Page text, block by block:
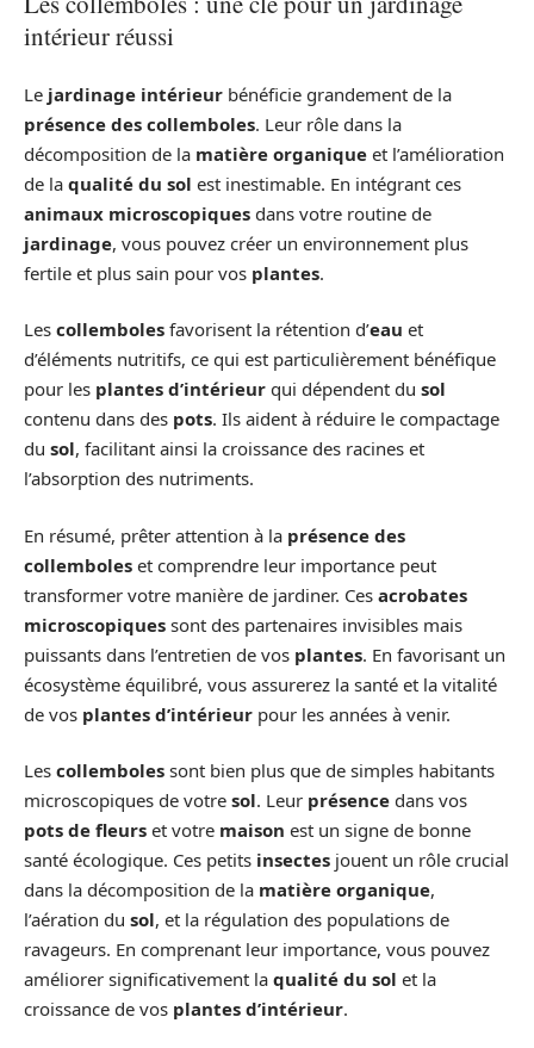
intérieur réussi
Le jardinage intérieur bénéficie grandement de la
présence des collemboles. Leur rôle dans la
décomposition de la matière organique et l’amélioration
de la qualité du sol est inestimable. En intégrant ces
animaux microscopiques dans votre routine de
jardinage, vous pouvez créer un environnement plus
fertile et plus sain pour vos plantes.
Les collemboles favorisent la rétention d’eau et
d’éléments nutritifs, ce qui est particulièrement bénéfique
pour les plantes d’intérieur qui dépendent du sol
contenu dans des pots. Ils aident à réduire le compactage
du sol, facilitant ainsi la croissance des racines et
l’absorption des nutriments.
En résumé, prêter attention à la présence des
collemboles et comprendre leur importance peut
transformer votre manière de jardiner. Ces acrobates
microscopiques sont des partenaires invisibles mais
puissants dans l’entretien de vos plantes. En favorisant un
écosystème équilibré, vous assurerez la santé et la vitalité
de vos plantes d’intérieur pour les années à venir.
Les collemboles sont bien plus que de simples habitants
microscopiques de votre sol. Leur présence dans vos
pots de fleurs et votre maison est un signe de bonne
santé écologique. Ces petits insectes jouent un rôle crucial
dans la décomposition de la matière organique,
l’aération du sol, et la régulation des populations de
ravageurs. En comprenant leur importance, vous pouvez
améliorer significativement la qualité du sol et la
croissance de vos plantes d’intérieur.